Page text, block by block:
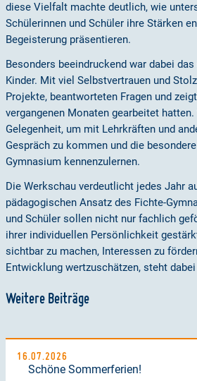
diese Vielfalt machte deutlich, wie
Schülerinnen und Schüler ihre Stärken
Begeisterung präsentieren.
Besonders beeindruckend war dabei
Kinder. Mit viel Selbstvertrauen und
Projekte, beantworteten Fragen und
vergangenen Monaten gearbeitet
Gelegenheit, um mit Lehrkräften und
Gespräch zu kommen und die
Gymnasium kennenzulernen.
Die Werkschau verdeutlicht jedes Jahr
pädagogischen Ansatz des Fichte-
und Schüler sollen nicht nur fachlich
ihrer individuellen Persönlichkeit
sichtbar zu machen, Interessen zu
Entwicklung wertzuschätzen, steht
Weitere Beiträge
16.07.2026
Schöne Sommerferien!